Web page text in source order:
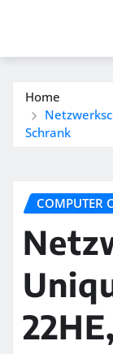
Home
Schrank
COMPUTER